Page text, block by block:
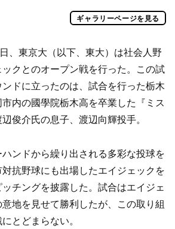
ギャラリーページを見る
、東京大（以下、東大）は社会人野
クとのオープン戦を行った。この試
ドに立ったのは、試合を行った栃木
内の國學院栃木高を卒業した『ミス
俊介氏の息子、渡辺向輝投手。
ンドから繰り出される多彩な投球を
抗野球にも出場したエイジェックを
チングを披露した。試合はエイジェ
地を見せて勝利したが、この取り組
とどまらない。